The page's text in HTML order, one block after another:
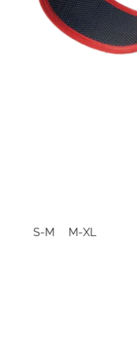
S-M M-XL